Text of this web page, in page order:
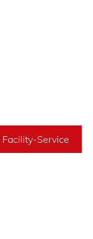
Facility-Service